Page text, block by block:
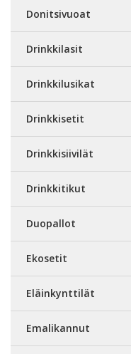
Donitsivuoat
Drinkkilasit
Drinkkilusikat
Drinkkisetit
Drinkkisiivilät
Drinkkitikut
Duopallot
Ekosetit
Eläinkynttilät
Emalikannut